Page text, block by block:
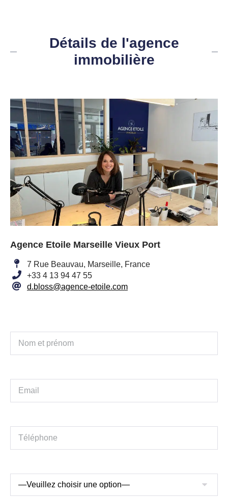
Détails de l'agence
immobilière
Agence Etoile Marseille Vieux Port
7 Rue Beauvau, Marseille, France
+33 4 13 94 47 55
d.bloss@agence-etoile.com